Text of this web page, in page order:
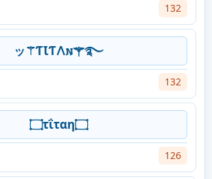
132
ッ⚚ƬꙆƬ𐌡𐌽⚚࿐
132
۝τΐταη۝
126